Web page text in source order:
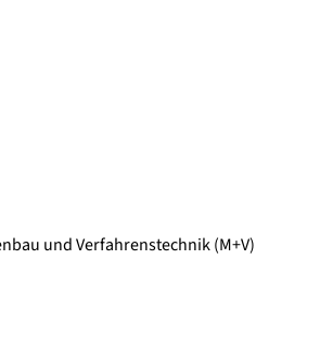
und Verfahrenstechnik (M+V)